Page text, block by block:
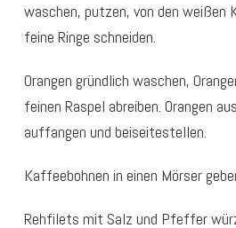
waschen, putzen, von den weißen
feine Ringe schneiden.
Orangen gründlich waschen,
feinen Raspel abreiben. Orangen
auffangen und beiseitestellen.
Kaffeebohnen in einen Mörser
Rehfilets mit Salz und Pfeffer